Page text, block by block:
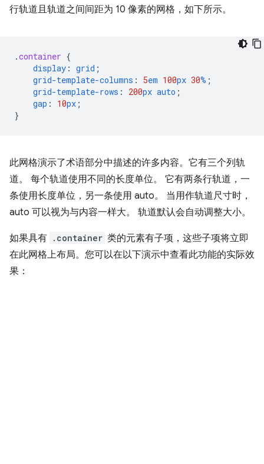
行轨道且轨道之间间距为 10 像素的网格，如下所示。
.container {
display : grid ;
grid-template-columns : 5em 100px 30% ;
grid-template-rows : 200px auto ;
gap : 10px ;
}
此网格演示了术语部分中描述的许多内容。它有三个列轨
道。 每个轨道使用不同的长度单位。 它有两条行轨道，一
条使用长度单位，另一条使用 auto。 当用作轨道尺寸时，
auto 可以视为与内容一样大。 轨道默认会自动调整大小。
如果具有 .container 类的元素有子项，这些子项将立即
在此网格上布局。您可以在以下演示中查看此功能的实际效
果：